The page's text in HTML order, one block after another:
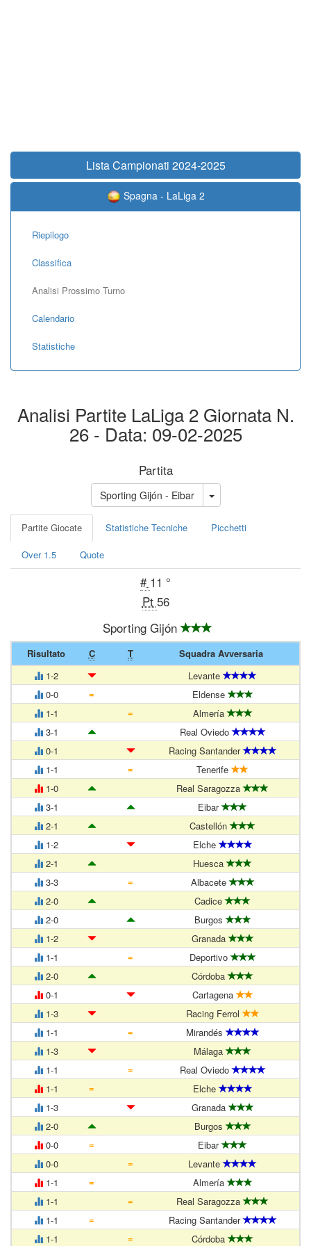
Lista Campionati 2024-2025
Spagna - LaLiga 2
Riepilogo
Classifica
Analisi Prossimo Turno
Calendario
Statistiche
Analisi Partite LaLiga 2 Giornata N.
26 - Data: 09-02-2025
Partita
Sporting Gijón - Eibar
Partite Giocate Statistiche Tecniche Picchetti
Over 1.5 Quote
# 11 °
Pt 56
Sporting Gijón
Risultato C T
Squadra Avversaria
1-2
Levante
0-0
=
Eldense
1-1
=
Almería
3-1
Real Oviedo
0-1
Racing Santander
1-1
=
Tenerife
1-0
Real Saragozza
3-1
Eibar
2-1
Castellón
1-2
Elche
2-1
Huesca
3-3
=
Albacete
2-0
Cadice
2-0
Burgos
1-2
Granada
1-1
=
Deportivo
2-0
Córdoba
0-1
Cartagena
1-3
Racing Ferrol
1-1
=
Mirandés
1-3
Málaga
1-1
=
Real Oviedo
1-1
=
Elche
1-3
Granada
2-0
Burgos
0-0
=
Eibar
0-0
=
Levante
1-1
=
Almería
1-1
=
Real Saragozza
1-1
=
Racing Santander
1-1
= Córdoba